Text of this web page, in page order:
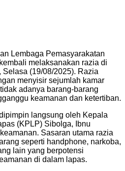
Lembaga Pemasyarakatan
melaksanakan razia di
(19/08/2025). Razia
menyisir sejumlah kamar
adanya barang-barang
keamanan dan ketertiban.
langsung oleh Kepala
(KPLP) Sibolga, Ibnu
Sasaran utama razia
seperti handphone, narkoba,
lain yang berpotensi
di dalam lapas.